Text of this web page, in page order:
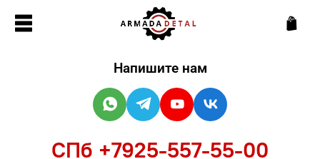
Напишите нам
СПб +7925-557-55-00